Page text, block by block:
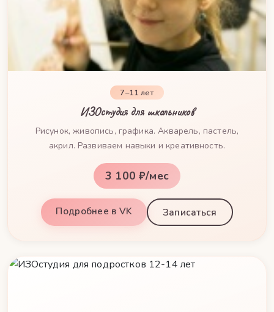
7–11 лет
ИЗОстудия для школьников
Рисунок, живопись, графика. Акварель, пастель,
акрил. Развиваем навыки и креативность.
3 100 ₽/мес
Подробнее в VK Записаться